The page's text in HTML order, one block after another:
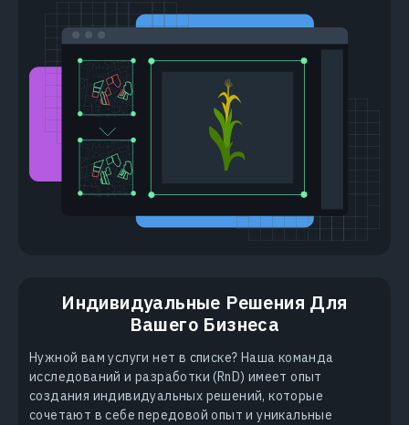
Индивидуальные Решения Для
Вашего Бизнеса
Нужной вам услуги нет в списке? Наша команда
исследований и разработки (RnD) имеет опыт
создания индивидуальных решений, которые
сочетают в себе передовой опыт и уникальные